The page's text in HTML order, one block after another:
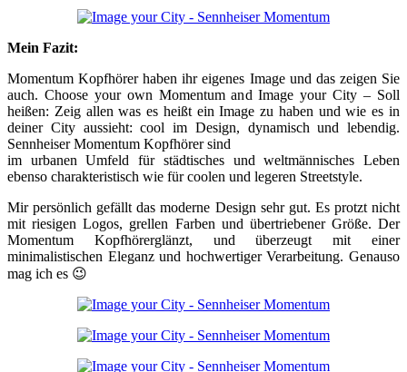
Mein Fazit:
Momentum Kopfhörer haben ihr eigenes Image und das zeigen Sie
auch. Choose your own Momentum and Image your City – Soll
heißen: Zeig allen was es heißt ein Image zu haben und wie es in
deiner City aussieht: cool im Design, dynamisch und lebendig.
Sennheiser Momentum Kopfhörer sind
im urbanen Umfeld für städtisches und weltmännisches Leben
ebenso charakteristisch wie für coolen und legeren Streetstyle.
Mir persönlich gefällt das moderne Design sehr gut. Es protzt nicht
mit riesigen Logos, grellen Farben und übertriebener Größe. Der
Momentum Kopfhörerglänzt, und überzeugt mit einer
minimalistischen Eleganz und hochwertiger Verarbeitung. Genauso
mag ich es 😉